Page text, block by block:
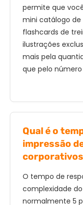
permite que
mini catálogo
flashcards de
ilustrações
mais pela
que pelo
Qual é o
impressão
O tempo de
complexidade
normalmente 5